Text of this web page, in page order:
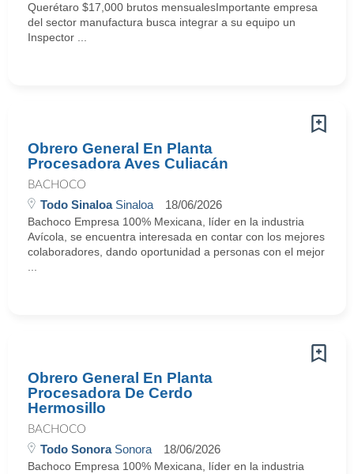
Querétaro $17,000 brutos mensualesImportante empresa
del sector manufactura busca integrar a su equipo un
Inspector ...
Obrero General En Planta
Procesadora Aves Culiacán
BACHOCO
Todo SinaloaSinaloa 18/06/2026
Bachoco Empresa 100% Mexicana, líder en la industria
Avícola, se encuentra interesada en contar con los mejores
colaboradores, dando oportunidad a personas con el mejor
Obrero General En Planta
Procesadora De Cerdo
Hermosillo
BACHOCO
Todo SonoraSonora 18/06/2026
Bachoco Empresa 100% Mexicana, líder en la industria